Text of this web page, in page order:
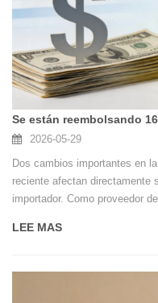
2026-05-29
Dos cambios importantes en
reciente afectan
importador. Como proveedor
desarrollos y está aquí para
LEE MAS